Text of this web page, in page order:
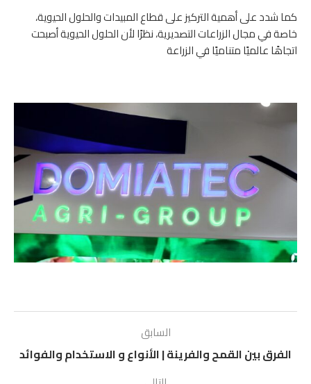
كما شدد على أهمية التركيز على قطاع المبيدات والحلول الحيوية،
خاصة في مجال الزراعات التصديرية، نظرًا لأن الحلول الحيوية أصبحت
اتجاهًا عالميًا متناميًا في الزراعة
السابق
الفرق بين القمح والفرينة | الأنواع و الاستخدام والفوائد